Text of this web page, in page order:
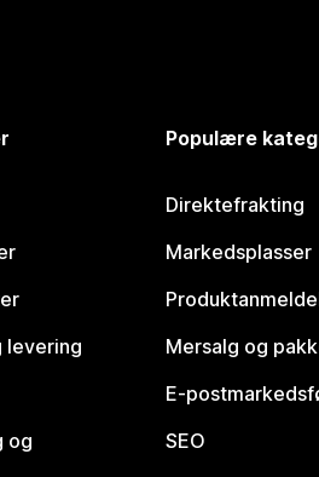
levering
og
Populære
Direktefrakting
Markedsplasser
Mersalg og
E-
SEO